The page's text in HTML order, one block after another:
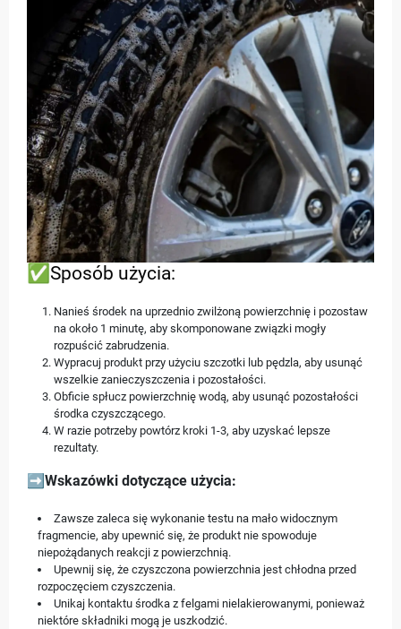
✅Sposób użycia:
Nanieś środek na uprzednio zwilżoną powierzchnię i pozostaw
na około 1 minutę, aby skomponowane związki mogły
rozpuścić zabrudzenia.
Wypracuj produkt przy użyciu szczotki lub pędzla, aby usunąć
wszelkie zanieczyszczenia i pozostałości.
Obficie spłucz powierzchnię wodą, aby usunąć pozostałości
środka czyszczącego.
W razie potrzeby powtórz kroki 1-3, aby uzyskać lepsze
rezultaty.
➡️ Wskazówki dotyczące użycia:
Zawsze zaleca się wykonanie testu na mało widocznym
fragmencie, aby upewnić się, że produkt nie spowoduje
niepożądanych reakcji z powierzchnią.
Upewnij się, że czyszczona powierzchnia jest chłodna przed
rozpoczęciem czyszczenia.
Unikaj kontaktu środka z felgami nielakierowanymi, ponieważ
niektóre składniki mogą je uszkodzić.